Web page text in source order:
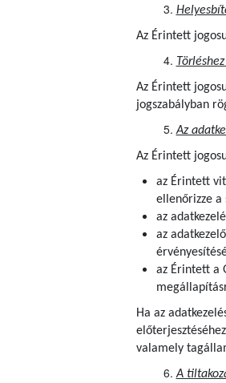
Az Érintett
Az Érintett
jogszabályban
Az
Az Érintett
az Érintett
ellenőrizze a
az
az
az Érintett a
Ha az
valamely
A